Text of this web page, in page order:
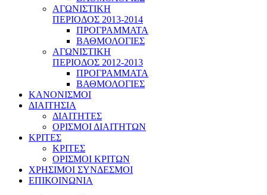
ΑΓΩΝΙΣΤΙΚΗ
ΠΕΡΙΟΔΟΣ 2013-2014
ΠΡΟΓΡΑΜΜΑΤΑ
ΒΑΘΜΟΛΟΓΙΕΣ
ΑΓΩΝΙΣΤΙΚΗ
ΠΕΡΙΟΔΟΣ 2012-2013
ΠΡΟΓΡΑΜΜΑΤΑ
ΒΑΘΜΟΛΟΓΙΕΣ
ΚΑΝΟΝΙΣΜΟΙ
ΔΙΑΙΤΗΣΙΑ
ΔΙΑΙΤΗΤΕΣ
ΟΡΙΣΜΟΙ ΔΙΑΙΤΗΤΩΝ
ΚΡΙΤΕΣ
ΚΡΙΤΕΣ
ΟΡΙΣΜΟΙ ΚΡΙΤΩΝ
ΧΡΗΣΙΜΟΙ ΣΥΝΔΕΣΜΟΙ
ΕΠΙΚΟΙΝΩΝΙΑ